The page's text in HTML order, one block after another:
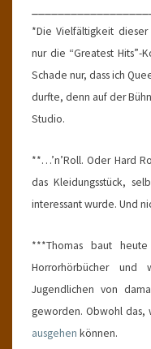
*Die Vielfältigkeit
nur die “Greatest Hits”-
Schade nur, dass ich
durfte, denn auf der
Studio.
**…’n’Roll. Oder Hard
das Kleidungsstück,
interessant wurde. Und
***Thomas baut
Horrorhörbücher
Jugendlichen von
geworden. Obwohl das,
ausgehen können.